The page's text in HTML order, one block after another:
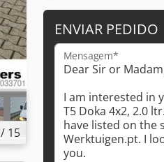
/ 15
ENVIAR PEDIDO
Mensagem*